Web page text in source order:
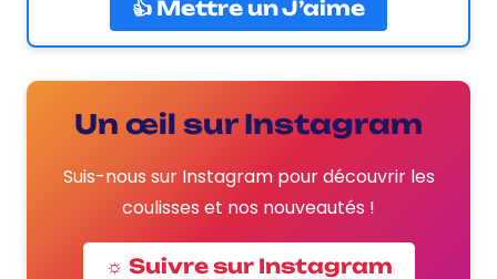
👍 Mettre un J’aime
Un œil sur Instagram
Suis-nous sur Instagram pour découvrir les
coulisses et nos nouveautés !
☼ Suivre sur Instagram